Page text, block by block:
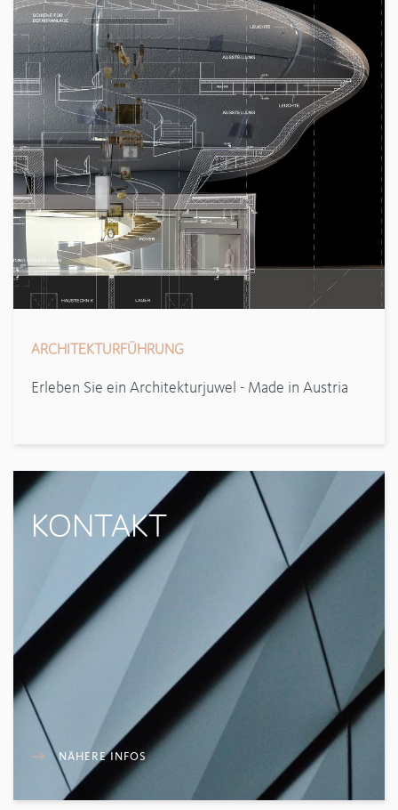
ARCHITEKTURFÜHRUNG
Erleben Sie ein Architekturjuwel - Made in Austria
KONTAKT
NÄHERE INFOS